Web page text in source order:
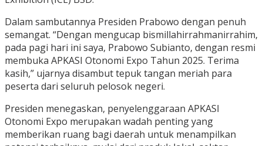
Dalam sambutannya Presiden Prabowo dengan penuh
semangat. “Dengan mengucap bismillahirrahmanirrahim,
pada pagi hari ini saya, Prabowo Subianto, dengan resmi
membuka APKASI Otonomi Expo Tahun 2025. Terima
kasih,” ujarnya disambut tepuk tangan meriah para
peserta dari seluruh pelosok negeri.
Presiden menegaskan, penyelenggaraan APKASI
Otonomi Expo merupakan wadah penting yang
memberikan ruang bagi daerah untuk menampilkan